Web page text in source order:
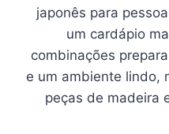
japonês para
um cardápio
combinações
e um ambiente lindo,
peças de madeira